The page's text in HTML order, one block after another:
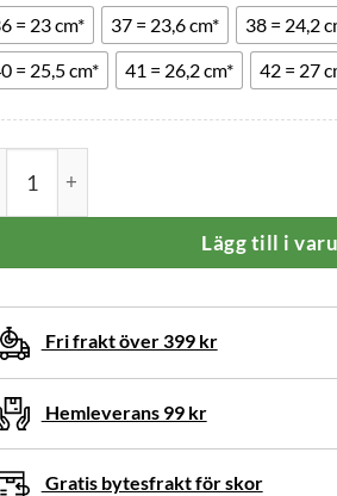
= 23 cm* 37 = 23,6 cm* 38 = 24,2
= 25,5 cm*
41 = 26,2 cm* 42 = 27
Lägg till i
Fri frakt över 399 kr
Hemleverans 99 kr
Gratis bytesfrakt för skor